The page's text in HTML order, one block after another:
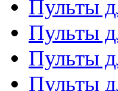
Пульты
Пульты
Пульты
Пульты